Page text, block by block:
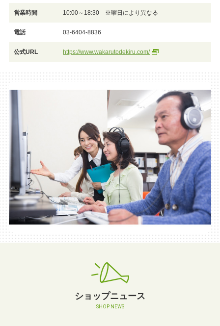
営業時間 10:00～18:30 ※曜日により異なる
電話 03-6404-8836
公式URL https://www.wakarutodekiru.com/
ショップニュース
SHOP NEWS